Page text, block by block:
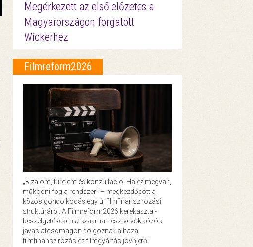
Megérkezett az első előzetes a
Magyarországon forgatott
Wickerhez
Filmreform2026
„Bizalom, türelem és konzultáció. Ha ez megvan,
működni fog a rendszer” – megkezdődött a
közös gondolkodás egy új filmfinanszírozási
struktúráról. A Filmreform2026 kerekasztal-
beszélgetéseken a szakmai résztvevők közös
javaslatcsomagon dolgoznak a hazai
filmfinanszírozás és filmgyártás jövőjéről.